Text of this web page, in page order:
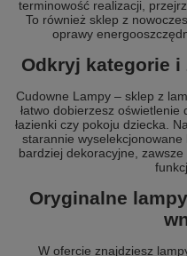
terminowość realizacji,
To również sklep z
oprawy
Odkryj kategorie
Cudowne Lampy – sklep z
łatwo dobierzesz oświetlenie
łazienki czy pokoju dziecka.
starannie
bardziej dekoracyjne,
Oryginalne
W ofercie znajdziesz